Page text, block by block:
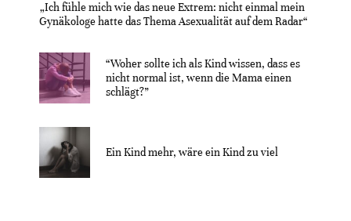
„Ich fühle mich wie das neue Extrem: nicht einmal mein
Gynäkologe hatte das Thema Asexualität auf dem Radar“
“Woher sollte ich als Kind wissen, dass es
nicht normal ist, wenn die Mama einen
schlägt?”
Ein Kind mehr, wäre ein Kind zu viel